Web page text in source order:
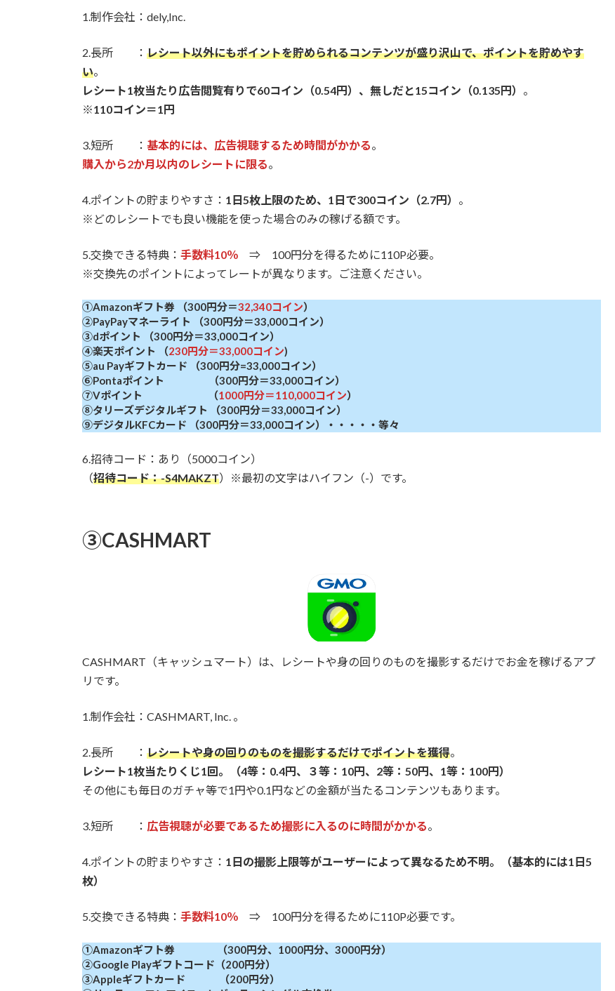
1.制作会社：dely,Inc.
2.長所 ： レシート以外にもポイントを貯められるコンテンツが盛り沢山で、ポイントを貯めやす
い。
レシート1枚当たり広告閲覧有りで60コイン（0.54円）、無しだと15コイン（0.135円） 。
※110コイン＝1円
3.短所 ： 基本的には、広告視聴するため時間がかかる。
購入から2か月以内のレシートに限る。
4.ポイントの貯まりやすさ： 1日5枚上限のため、1日で300コイン（2.7円） 。
※どのレシートでも良い機能を使った場合のみの稼げる額です。
5.交換できる特典： 手数料10％ ⇒ 100円分を得るために110P必要。
※交換先のポイントによってレートが異なります。ご注意ください。
①Amazonギフト券 （300円分＝32,340コイン）
②PayPayマネーライト （300円分＝33,000コイン）
③dポイント （300円分＝33,000コイン）
④楽天ポイント （230円分＝33,000コイン)
⑤au Payギフトカード （300円分=33,000コイン）
⑥Pontaポイント （300円分＝33,000コイン）
⑦Vポイント （1000円分＝110,000コイン）
⑧タリーズデジタルギフト （300円分＝33,000コイン）
⑨デジタルKFCカード （300円分＝33,000コイン）・・・・・等々
6.招待コード：あり（5000コイン）
（招待コード：-S4MAKZT）※最初の文字はハイフン（-）です。
③CASHMART
CASHMART（キャッシュマート）は、レシートや身の回りのものを撮影するだけでお金を稼げるアプ
リです。
1.制作会社：CASHMART, Inc. 。
2.長所 ： レシートや身の回りのものを撮影するだけでポイントを獲得。
レシート1枚当たりくじ1回。（4等：0.4円、３等：10円、2等：50円、1等：100円）
その他にも毎日のガチャ等で1円や0.1円などの金額が当たるコンテンツもあります。
3.短所 ： 広告視聴が必要であるため撮影に入るのに時間がかかる。
4.ポイントの貯まりやすさ： 1日の撮影上限等がユーザーによって異なるため不明。（基本的には1日5
枚）
5.交換できる特典： 手数料10％ ⇒ 100円分を得るために110P必要です。
①Amazonギフト券 （300円分、1000円分、3000円分）
②Google Playギフトコード（200円分）
③Appleギフトカード （200円分）